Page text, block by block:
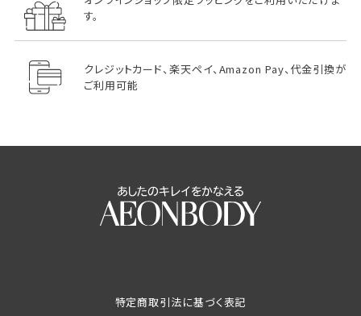
す。
クレジットカード、楽天ペイ、Amazon Pay、代金引換が
ご利用可能
特定商取引法に基づく表記